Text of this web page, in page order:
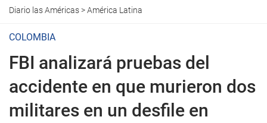
Diario las Américas>América Latina
COLOMBIA
FBI analizará pruebas del
accidente en que murieron dos
militares en un desfile en